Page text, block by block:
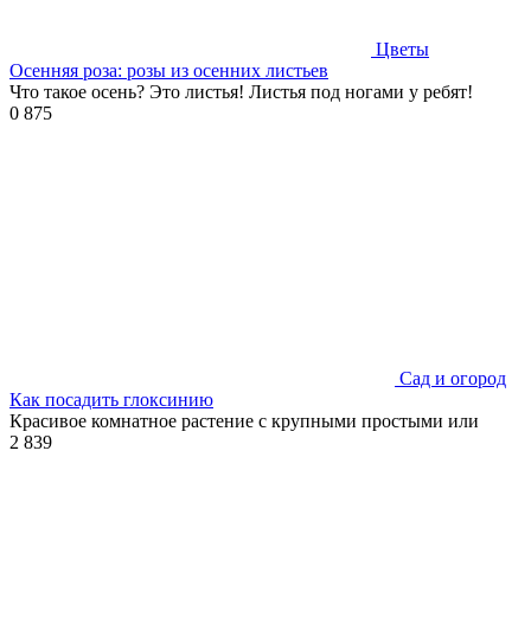
Цветы
Осенняя роза: розы из осенних листьев
Что такое осень? Это листья! Листья под ногами у ребят!
0 875
Сад и огород
Как посадить глоксинию
Красивое комнатное растение с крупными простыми или
2 839